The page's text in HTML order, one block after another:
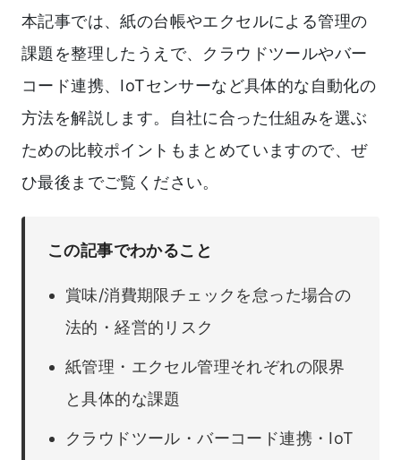
本記事では、紙の台帳やエクセルによる管理の
課題を整理したうえで、クラウドツールやバー
コード連携、IoTセンサーなど具体的な自動化の
方法を解説します。自社に合った仕組みを選ぶ
ための比較ポイントもまとめていますので、ぜ
ひ最後までご覧ください。
この記事でわかること
賞味/消費期限チェックを怠った場合の
法的・経営的リスク
紙管理・エクセル管理それぞれの限界
と具体的な課題
クラウドツール・バーコード連携・IoT